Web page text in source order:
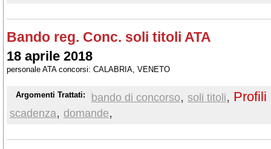
Bando reg. Conc. soli titoli ATA
18 aprile 2018
personale ATA concorsi: CALABRIA, VENETO
Argomenti Trattati: bando di concorso, soli titoli, Profili
scadenza, domande,